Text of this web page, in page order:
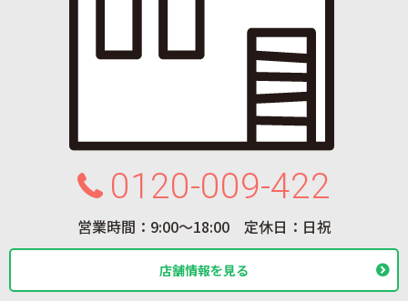
0120-009-422
営業時間：9:00〜18:00 定休日：日祝
店舗情報を見る